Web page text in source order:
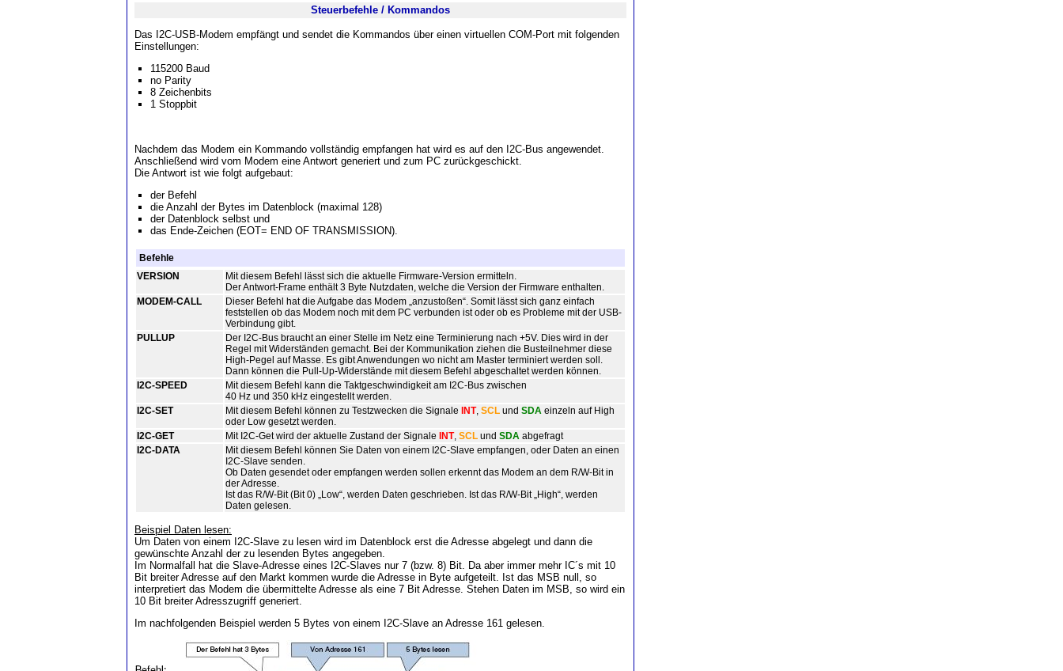
Steuerbefehle / Kommandos
Das I2C-USB-Modem empfängt und sendet die Kommandos über einen virtuellen COM-Port mit folgenden
Einstellungen:
115200 Baud
no Parity
8 Zeichenbits
1 Stoppbit
Nachdem das Modem ein Kommando vollständig empfangen hat wird es auf den I2C-Bus angewendet.
Anschließend wird vom Modem eine Antwort generiert und zum PC zurückgeschickt.
Die Antwort ist wie folgt aufgebaut:
der Befehl
die Anzahl der Bytes im Datenblock (maximal 128)
der Datenblock selbst und
das Ende-Zeichen (EOT= END OF TRANSMISSION).
Befehle
VERSION
Mit diesem Befehl lässt sich die aktuelle Firmware-Version ermitteln.
Der Antwort-Frame enthält 3 Byte Nutzdaten, welche die Version der Firmware enthalten.
MODEM-CALL
Dieser Befehl hat die Aufgabe das Modem „anzustoßen“. Somit lässt sich ganz einfach
feststellen ob das Modem noch mit dem PC verbunden ist oder ob es Probleme mit der USB-
Verbindung gibt.
PULLUP
Der I2C-Bus braucht an einer Stelle im Netz eine Terminierung nach +5V. Dies wird in der
Regel mit Widerständen gemacht. Bei der Kommunikation ziehen die Busteilnehmer diese
High-Pegel auf Masse. Es gibt Anwendungen wo nicht am Master terminiert werden soll.
Dann können die Pull-Up-Widerstände mit diesem Befehl abgeschaltet werden können.
I2C-SPEED
Mit diesem Befehl kann die Taktgeschwindigkeit am I2C-Bus zwischen
40 Hz und 350 kHz eingestellt werden.
I2C-SET
Mit diesem Befehl können zu Testzwecken die Signale INT, SCL und SDA einzeln auf High
oder Low gesetzt werden.
I2C-GET
Mit I2C-Get wird der aktuelle Zustand der Signale INT, SCL und SDA abgefragt
I2C-DATA
Mit diesem Befehl können Sie Daten von einem I2C-Slave empfangen, oder Daten an einen
I2C-Slave senden.
Ob Daten gesendet oder empfangen werden sollen erkennt das Modem an dem R/W-Bit in
der Adresse.
Ist das R/W-Bit (Bit 0) „Low“, werden Daten geschrieben. Ist das R/W-Bit „High“, werden
Daten gelesen.
Beispiel Daten lesen:
Um Daten von einem I2C-Slave zu lesen wird im Datenblock erst die Adresse abgelegt und dann die
gewünschte Anzahl der zu lesenden Bytes angegeben.
Im Normalfall hat die Slave-Adresse eines I2C-Slaves nur 7 (bzw. 8) Bit. Da aber immer mehr IC´s mit 10
Bit breiter Adresse auf den Markt kommen wurde die Adresse in Byte aufgeteilt. Ist das MSB null, so
interpretiert das Modem die übermittelte Adresse als eine 7 Bit Adresse. Stehen Daten im MSB, so wird ein
10 Bit breiter Adresszugriff generiert.
Im nachfolgenden Beispiel werden 5 Bytes von einem I2C-Slave an Adresse 161 gelesen.